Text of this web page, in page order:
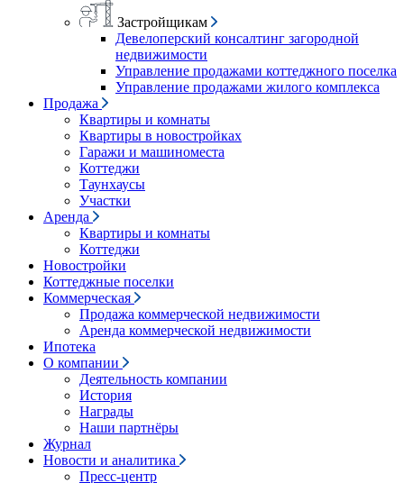
Застройщикам
Девелоперский консалтинг загородной
недвижимости
Управление продажами коттеджного поселка
Управление продажами жилого комплекса
Продажа
Квартиры и комнаты
Квартиры в новостройках
Гаражи и машиноместа
Коттеджи
Таунхаусы
Участки
Аренда
Квартиры и комнаты
Коттеджи
Новостройки
Коттеджные поселки
Коммерческая
Продажа коммерческой недвижимости
Аренда коммерческой недвижимости
Ипотека
О компании
Деятельность компании
История
Награды
Наши партнёры
Журнал
Новости и аналитика
Пресс-центр